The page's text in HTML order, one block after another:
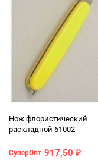
Нож флористический
раскладной 61002
СуперОпт 917,50 ₽